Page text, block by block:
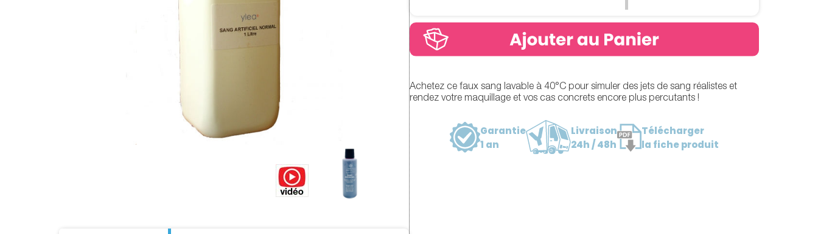
Achetez ce faux sang lavable à 40°C pour simuler des jets de sang réalistes et
rendez votre maquillage et vos cas concrets encore plus percutants !
Garantie
1 an
Livraison
24h / 48h
Télécharger
la fiche produit